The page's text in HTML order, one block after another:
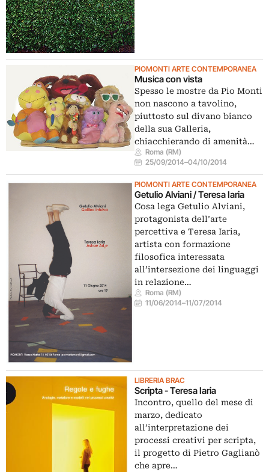
PIOMONTI ARTE CONTEMPORANEA
Musica con vista
Spesso le mostre da Pio Monti
non nascono a tavolino,
piuttosto sul divano bianco
della sua Galleria,
chiacchierando di amenità…
Roma (RM)
25/09/2014–04/10/2014
PIOMONTI ARTE CONTEMPORANEA
Getulio Alviani / Teresa Iaria
Cosa lega Getulio Alviani,
protagonista dell’arte
percettiva e Teresa Iaria,
artista con formazione
filosofica interessata
all’intersezione dei linguaggi
in relazione…
Roma (RM)
11/06/2014–11/07/2014
LIBRERIA BRAC
Scripta - Teresa Iaria
Incontro, quello del mese di
marzo, dedicato
all’interpretazione dei
processi creativi per scripta,
il progetto di Pietro Gaglianò
che apre…